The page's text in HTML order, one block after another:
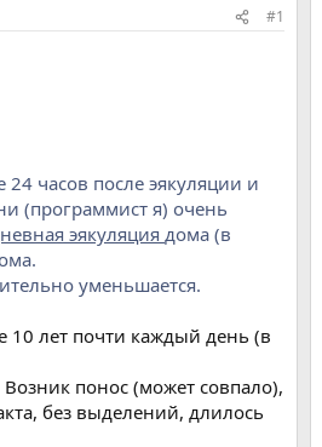
#1
24 часов после эякуляции и
(программист я) очень
эякуляция дома (в
уменьшается.
10 лет почти каждый день (в
понос (может совпало),
без выделений, длилось